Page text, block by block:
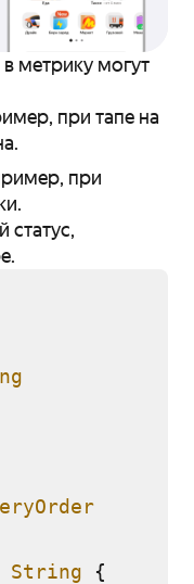
метрику могут
при тапе на
при
String {